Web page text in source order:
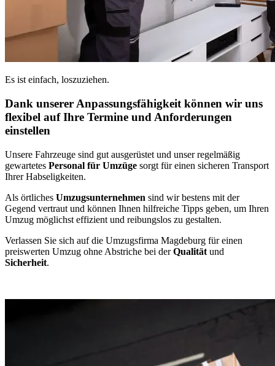
Es ist einfach, loszuziehen.
Dank unserer Anpassungsfähigkeit können wir uns
flexibel auf Ihre Termine und Anforderungen
einstellen
Unsere Fahrzeuge sind gut ausgerüstet und unser regelmäßig
gewartetes Personal für Umzüge sorgt für einen sicheren Transport
Ihrer Habseligkeiten.
Als örtliches Umzugsunternehmen sind wir bestens mit der
Gegend vertraut und können Ihnen hilfreiche Tipps geben, um Ihren
Umzug möglichst effizient und reibungslos zu gestalten.
Verlassen Sie sich auf die Umzugsfirma Magdeburg für einen
preiswerten Umzug ohne Abstriche bei derQualität und
Sicherheit.